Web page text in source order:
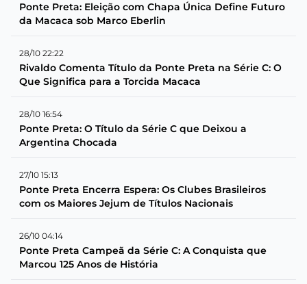
Ponte Preta: Eleição com Chapa Única Define Futuro
da Macaca sob Marco Eberlin
28/10 22:22
Rivaldo Comenta Título da Ponte Preta na Série C: O
Que Significa para a Torcida Macaca
28/10 16:54
Ponte Preta: O Título da Série C que Deixou a
Argentina Chocada
27/10 15:13
Ponte Preta Encerra Espera: Os Clubes Brasileiros
com os Maiores Jejum de Títulos Nacionais
26/10 04:14
Ponte Preta Campeã da Série C: A Conquista que
Marcou 125 Anos de História